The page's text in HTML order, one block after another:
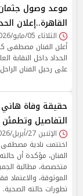
موعد وصول
القاهرة..إعلان
الثلاثاء 05/مايو/2026 - 05:00 م
أعلن الفنان مصطفى
الحداد داخل النقابة
على رحيل الفنان
حقيقة وفاة
التفاصيل
الإثنين 27/أبريل/2026 - 04:30 م
اختتمت نادية مصطفى
الفنان، مؤكدة أن
متخصصة، مطالبة
الموثوقة،
تطورات حالته الصحية.